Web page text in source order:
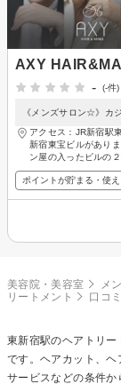
AXY
-
(-件)
《メンズサロン☆》カ
アクセス：JR新宿駅
新宿東宝ビルがあり
ン屋の入ったビルの
ポイントが貯まる・使え
美容院・美容室 メ
リートメント
口コ
東新宿駅のヘアトリー
です。ヘアカット、ヘ
サービスなどの条件